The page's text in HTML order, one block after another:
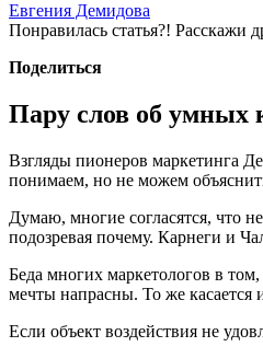
Евгения Демидова
Понравилась статья?! Расскажи
Поделиться
Пару слов об умных
Взгляды пионеров маркетинга
понимаем, но не можем
Думаю, многие согласятся, что
подозревая почему. Карнеги и
Беда многих маркетологов в
мечты напрасны. То же касается
Если объект воздействия не